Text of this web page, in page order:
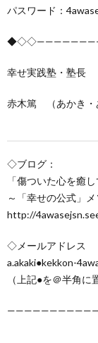
パスワード：
幸せ実践塾・塾長
赤木篤 （あかき・
◇ブログ：
「傷ついた心を癒
～「幸せの公式」
http://
◇メールアドレス
a.akaki●kekkon-
（上記●を＠半角に